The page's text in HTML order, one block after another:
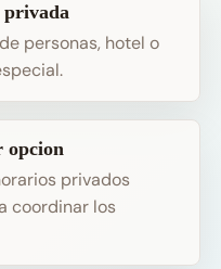
privada
personas, hotel o
opcion
privados
coordinar los